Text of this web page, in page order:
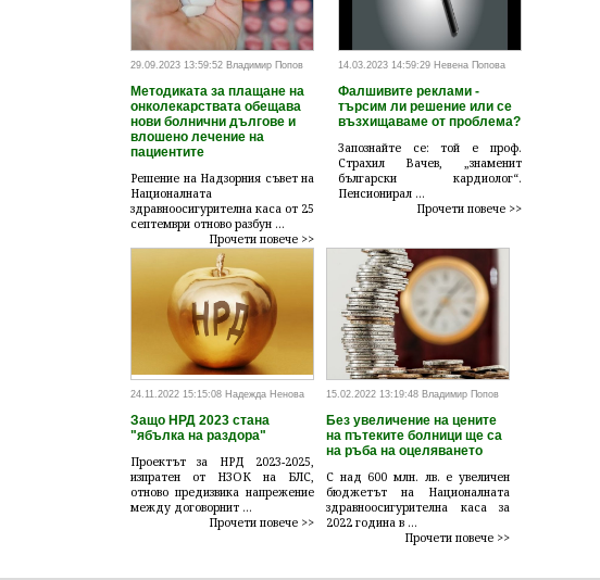
29.09.2023 13:59:52 Владимир Попов
Методиката за плащане на
онколекарствата обещава
нови болнични дългове и
влошено лечение на
пациентите
Решение на Надзорния съвет на
Националната
здравноосигурителна каса от 25
септември отново разбун ...
Прочети повече >>
14.03.2023 14:59:29 Невена Попова
Фалшивите реклами -
търсим ли решение или се
възхищаваме от проблема?
Запознайте се: той е проф.
Страхил Вачев, „знаменит
български кардиолог“.
Пенсионирал ...
Прочети повече >>
24.11.2022 15:15:08 Надежда Ненова
Защо НРД 2023 стана
"ябълка на раздора"
Проектът за НРД 2023-2025,
изпратен от НЗОК на БЛС,
отново предизвика напрежение
между договорнит ...
Прочети повече >>
15.02.2022 13:19:48 Владимир Попов
Без увеличение на цените
на пътеките болници ще са
на ръба на оцеляването
С над 600 млн. лв. е увеличен
бюджетът на Националната
здравноосигурителна каса за
2022 година в ...
Прочети повече >>